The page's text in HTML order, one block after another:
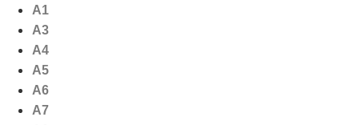
naar
inhoud
A1
A3
A4
A5
A6
A7